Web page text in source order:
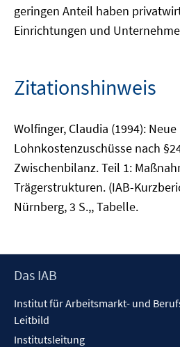
geringen Anteil haben
Einrichtungen und
Zitationshinweis
Wolfinger, Claudia (1994):
Lohnkostenzuschüsse nach
Zwischenbilanz. Teil 1:
Trägerstrukturen. (IAB-
Nürnberg, 3 S.,, Tabelle.
Footer
Das IAB
Institut für Arbeitsmarkt- und
Leitbild
Institutsleitung